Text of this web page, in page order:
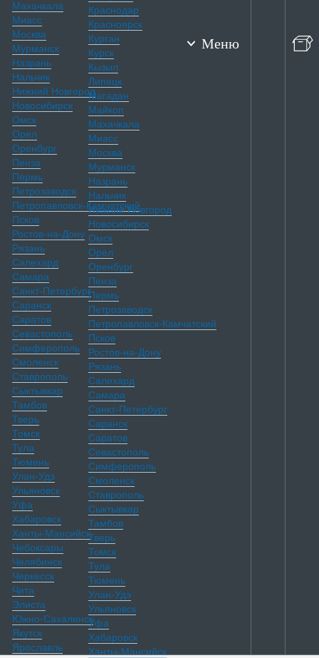
Махачкала
Миасс
Москва
Мурманск
Назрань
Нальчик
Нижний Новгород
Новосибирск
Омск
Орел
Оренбург
Пенза
Пермь
Петрозаводск
Петропавловск-Камчатский
Псков
Ростов-на-Дону
Рязань
Салехард
Самара
Санкт-Петербург
Саранск
Саратов
Севастополь
Симферополь
Смоленск
Ставрополь
Сыктывкар
Тамбов
Тверь
Томск
Тула
Тюмень
Улан-Удэ
Ульяновск
Уфа
Хабаровск
Ханты-Мансийск
Чебоксары
Челябинск
Черкесск
Чита
Элиста
Южно-Сахалинск
Якутск
Ярославль
Меню
Краснодар
Красноярск
Курган
Курск
Кызыл
Липецк
Магадан
Майкоп
Махачкала
Миасс
Москва
Мурманск
Назрань
Нальчик
Нижний Новгород
Новосибирск
Омск
Орел
Оренбург
Пенза
Пермь
Петрозаводск
Петропавловск-Камчатский
Псков
Ростов-на-Дону
Рязань
Салехард
Самара
Санкт-Петербург
Саранск
Саратов
Севастополь
Симферополь
Смоленск
Ставрополь
Сыктывкар
Тамбов
Тверь
Томск
Тула
Тюмень
Улан-Удэ
Ульяновск
Уфа
Хабаровск
Ханты-Мансийск